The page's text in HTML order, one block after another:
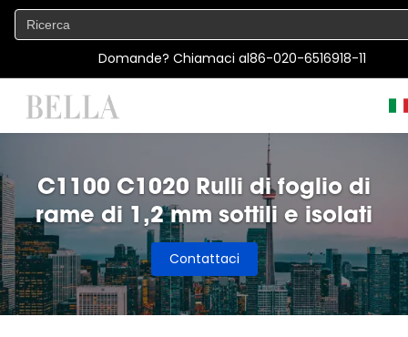
Domande? Chiamaci al86-020-6516918-11
C1100 C1020 Rulli di foglio di
rame di 1,2 mm sottili e isolati
Contattaci